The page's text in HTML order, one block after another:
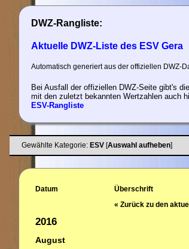
DWZ-Rangliste:
Aktuelle DWZ-Liste des ESV Gera
Automatisch generiert aus der offiziellen DWZ-
Bei Ausfall der offiziellen DWZ-Seite gibt's
mit den zuletzt bekannten Wertzahlen auch
ESV-Rangliste
Gewählte Kategorie: ESV [Auswahl aufheben]
Datum
Überschrift
« Zurück zu den
2016
August